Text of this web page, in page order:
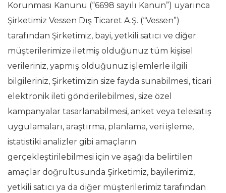
Korunması Kanunu (“6698 sayılı Kanun”) uyarınca
Şirketimiz Vessen Dış Ticaret A.Ş. (“Vessen”)
tarafından Şirketimiz, bayi, yetkili satıcı ve diğer
müşterilerimize iletmiş olduğunuz tüm kişisel
verileriniz, yapmış olduğunuz işlemlerle ilgili
bilgileriniz, Şirketimizin size fayda sunabilmesi, ticari
elektronik ileti gönderilebilmesi, size özel
kampanyalar tasarlanabilmesi, anket veya telesatış
uygulamaları, araştırma, planlama, veri işleme,
istatistiki analizler gibi amaçların
gerçekleştirilebilmesi için ve aşağıda belirtilen
amaçlar doğrultusunda Şirketimiz, bayilerimiz,
yetkili satıcı ya da diğer müşterilerimiz tarafından